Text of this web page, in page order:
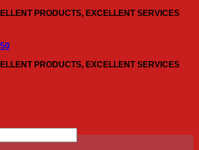
PRODUCTS, EXCELLENT SERVICES
PRODUCTS, EXCELLENT SERVICES